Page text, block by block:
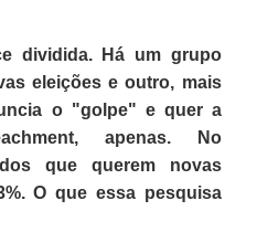
dividida. Há um grupo
eleições e outro, mais
o "golpe" e quer a
apenas. No
que querem novas
O que essa pesquisa